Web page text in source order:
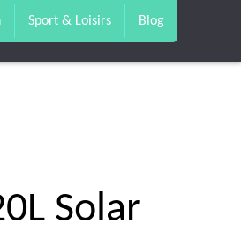
Sport & Loisirs Blog
Solar